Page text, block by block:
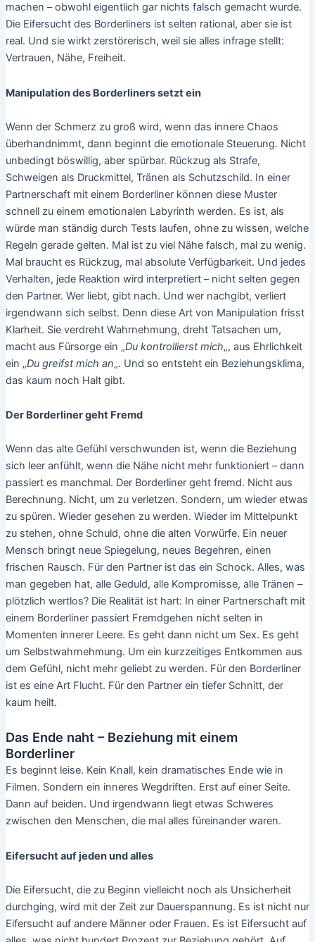
machen – obwohl eigentlich gar nichts falsch gemacht wurde.
Die Eifersucht des Borderliners ist selten rational, aber sie ist
real. Und sie wirkt zerstörerisch, weil sie alles infrage stellt:
Vertrauen, Nähe, Freiheit.
Manipulation des Borderliners setzt ein
Wenn der Schmerz zu groß wird, wenn das innere Chaos
überhandnimmt, dann beginnt die emotionale Steuerung. Nicht
unbedingt böswillig, aber spürbar. Rückzug als Strafe,
Schweigen als Druckmittel, Tränen als Schutzschild. In einer
Partnerschaft mit einem Borderliner können diese Muster
schnell zu einem emotionalen Labyrinth werden. Es ist, als
würde man ständig durch Tests laufen, ohne zu wissen, welche
Regeln gerade gelten. Mal ist zu viel Nähe falsch, mal zu wenig.
Mal braucht es Rückzug, mal absolute Verfügbarkeit. Und jedes
Verhalten, jede Reaktion wird interpretiert – nicht selten gegen
den Partner. Wer liebt, gibt nach. Und wer nachgibt, verliert
irgendwann sich selbst. Denn diese Art von Manipulation frisst
Klarheit. Sie verdreht Wahrnehmung, dreht Tatsachen um,
macht aus Fürsorge ein „Du kontrollierst mich„, aus Ehrlichkeit
ein „Du greifst mich an„. Und so entsteht ein Beziehungsklima,
das kaum noch Halt gibt.
Der Borderliner geht Fremd
Wenn das alte Gefühl verschwunden ist, wenn die Beziehung
sich leer anfühlt, wenn die Nähe nicht mehr funktioniert – dann
passiert es manchmal. Der Borderliner geht fremd. Nicht aus
Berechnung. Nicht, um zu verletzen. Sondern, um wieder etwas
zu spüren. Wieder gesehen zu werden. Wieder im Mittelpunkt
zu stehen, ohne Schuld, ohne die alten Vorwürfe. Ein neuer
Mensch bringt neue Spiegelung, neues Begehren, einen
frischen Rausch. Für den Partner ist das ein Schock. Alles, was
man gegeben hat, alle Geduld, alle Kompromisse, alle Tränen –
plötzlich wertlos? Die Realität ist hart: In einer Partnerschaft mit
einem Borderliner passiert Fremdgehen nicht selten in
Momenten innerer Leere. Es geht dann nicht um Sex. Es geht
um Selbstwahrnehmung. Um ein kurzzeitiges Entkommen aus
dem Gefühl, nicht mehr geliebt zu werden. Für den Borderliner
ist es eine Art Flucht. Für den Partner ein tiefer Schnitt, der
kaum heilt.
Das Ende naht – Beziehung mit einem
Borderliner
Es beginnt leise. Kein Knall, kein dramatisches Ende wie in
Filmen. Sondern ein inneres Wegdriften. Erst auf einer Seite.
Dann auf beiden. Und irgendwann liegt etwas Schweres
zwischen den Menschen, die mal alles füreinander waren.
Eifersucht auf jeden und alles
Die Eifersucht, die zu Beginn vielleicht noch als Unsicherheit
durchging, wird mit der Zeit zur Dauerspannung. Es ist nicht nur
Eifersucht auf andere Männer oder Frauen. Es ist Eifersucht auf